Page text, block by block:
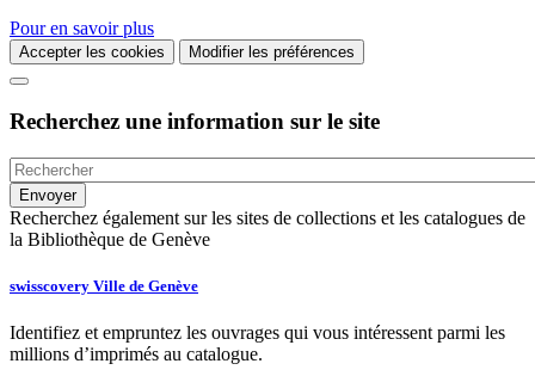
Pour en savoir plus
Accepter les cookies Modifier les préférences
Recherchez une information sur le site
Recherchez également sur les sites de collections et les catalogues de
la Bibliothèque de Genève
swisscovery Ville de Genève
Identifiez et empruntez les ouvrages qui vous intéressent parmi les
millions d’imprimés au catalogue.